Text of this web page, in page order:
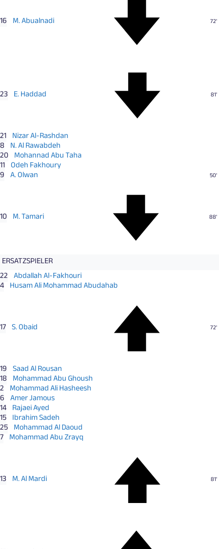
16 M. Abualnadi 72'
23 E. Haddad 81'
21 Nizar Al-Rashdan
8 N. Al Rawabdeh
20 Mohannad Abu Taha
11 Odeh Fakhoury
9 A. Olwan 50'
10 M. Tamari 88'
ERSATZSPIELER
22 Abdallah Al-Fakhouri
4 Husam Ali Mohammad Abudahab
17 S. Obaid 72'
19 Saad Al Rousan
18 Mohammad Abu Ghoush
2 Mohammad Ali Hasheesh
6 Amer Jamous
14 Rajaei Ayed
15 Ibrahim Sadeh
25 Mohammad Al Daoud
7 Mohammad Abu Zrayq
13 M. Al Mardi 81'